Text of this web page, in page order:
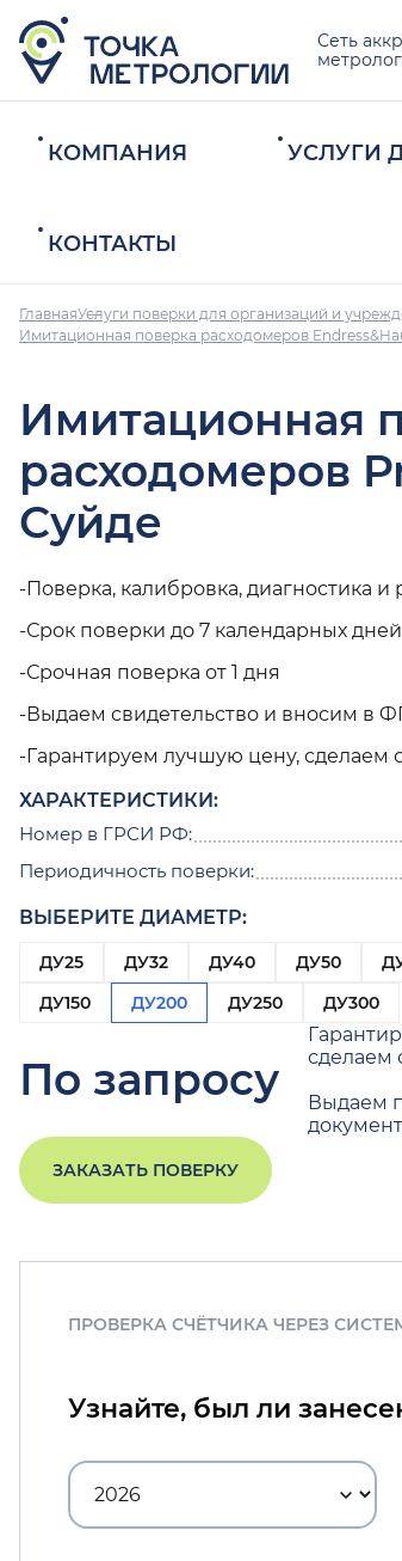
Сеть
КОМПАНИЯ УСЛУГИ
КОНТАКТЫ
ГлавнаяУслуги поверки для организаций и
Имитационная поверка расходомеров
Имитационная
расходомеров
Суйде
-Поверка, калибровка, диагностика и
-Срок поверки до 7 календарных дней
-Срочная поверка от 1 дня
-Выдаем свидетельство и вносим в
-Гарантируем лучшую цену, сделаем
ХАРАКТЕРИСТИКИ:
Номер в ГРСИ РФ:
Периодичность поверки:
ВЫБЕРИТЕ ДИАМЕТР:
ДУ25 ДУ32 ДУ40 ДУ50
ДУ150
ДУ200 ДУ250 ДУ300
По запросу
сделаем
Выдаем
ЗАКАЗАТЬ ПОВЕРКУ
ПРОВЕРКА СЧЁТЧИКА ЧЕРЕЗ
Узнайте, был ли